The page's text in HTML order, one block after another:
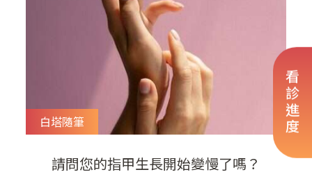
看診進度
否要開藥給她吃？但是她說她最怕吃藥
白塔隨筆
請問您的指甲生長開始變慢了嗎？